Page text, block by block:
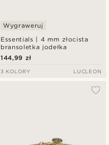
Essentials | 4 mm złocista
bransoletka jodełka
Wygraweruj
144,99 zł
3 KOLORY LUCLEON